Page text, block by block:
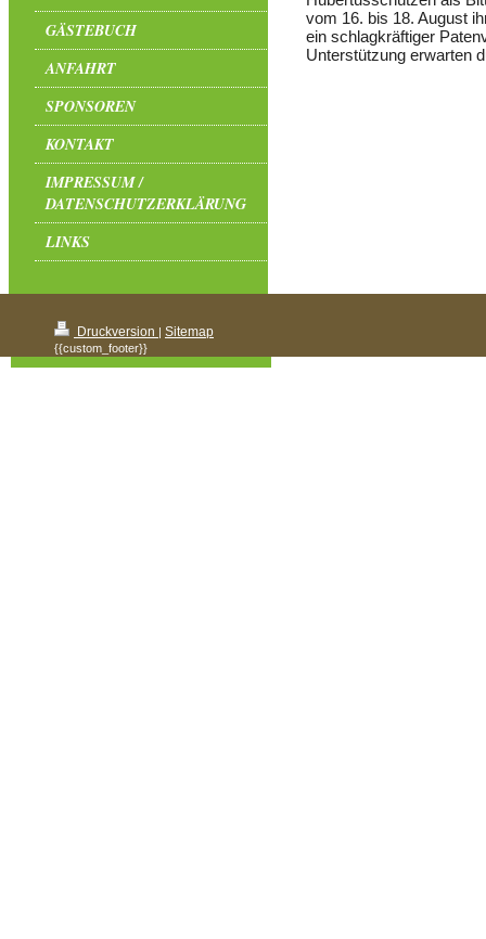
GÄSTEBUCH
ANFAHRT
SPONSOREN
KONTAKT
IMPRESSUM /
DATENSCHUTZERKLÄRUNG
LINKS
vom 16. bis 18. August
ein schlagkräftiger
Unterstützung erwarten
Druckversion | Sitemap
{{custom_footer}}